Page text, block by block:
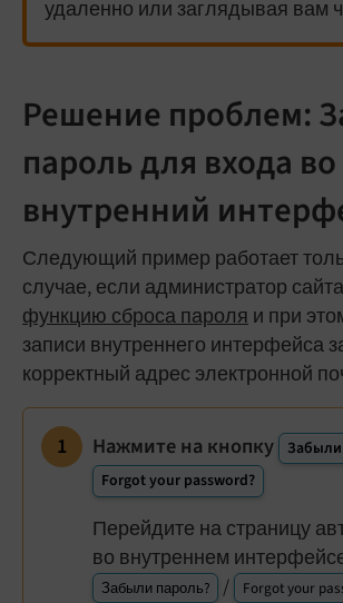
удаленно или заглядывая вам
Решение проблем:
пароль для входа во
внутренний
Следующий пример работает
случае, если администратор сайта
функцию сброса пароля и при
записи внутреннего интерфейса
корректный адрес электронной
Нажмите на кнопку
Forgot your password?
Перейдите на страницу
во внутреннем
Забыли пароль? / Forgot your